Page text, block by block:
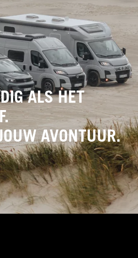
ALS HET
AVONTUUR.